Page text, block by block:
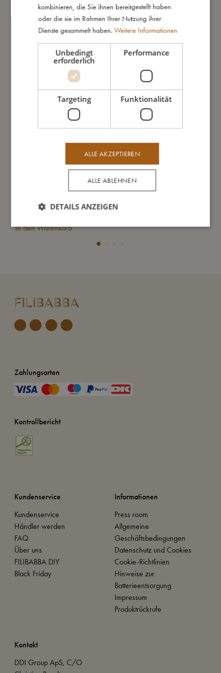
Trinkflasche aus rostfreiem Edelstahl - Unicorn Shore
In den Warenkorb
Zahlungsarten
Kontrollbericht
Kundenservice
Kundenservice
Händler werden
FAQ
Über uns
FILIBABBA DIY
Black Friday
Informationen
Press room
Allgemeine
Geschäftsbedingungen
Datenschutz und Cookies
Cookie-Richtlinien
Hinweise zur
Batterieentsorgung
Impressum
Produktrückrufe
Kontakt
DDI Group ApS, C/O
kombinieren, die Sie ihnen bereitgestellt haben
oder die sie im Rahmen Ihrer Nutzung ihrer
Dienste gesammelt haben. Weitere Informationen
Unbedingt
erforderlich
Performance
Targeting Funktionalität
ALLE AKZEPTIEREN
ALLE ABLEHNEN
DETAILS ANZEIGEN